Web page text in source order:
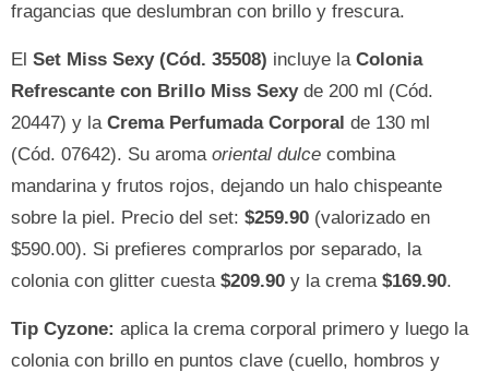
fragancias que deslumbran con brillo y frescura.
El Set Miss Sexy (Cód. 35508) incluye la Colonia
Refrescante con Brillo Miss Sexyde 200 ml (Cód.
20447) y la Crema Perfumada Corporal de 130 ml
(Cód. 07642). Su aroma oriental dulce combina
mandarina y frutos rojos, dejando un halo chispeante
sobre la piel. Precio del set: $259.90 (valorizado en
$590.00). Si prefieres comprarlos por separado, la
colonia con glitter cuesta $209.90 y la crema $169.90.
Tip Cyzone: aplica la crema corporal primero y luego la
colonia con brillo en puntos clave (cuello, hombros y